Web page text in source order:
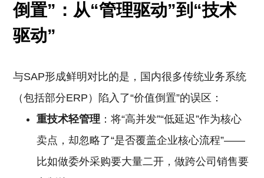
倒置”：从“管理驱动”到“技术
驱动”
与SAP形成鲜明对比的是，国内很多传统业务系统
（包括部分ERP）陷入了“价值倒置”的误区：
重技术轻管理 ：将“高并发”“低延迟”作为核心
卖点，却忽略了“是否覆盖企业核心流程”——
比如做委外采购要大量二开，做跨公司销售要